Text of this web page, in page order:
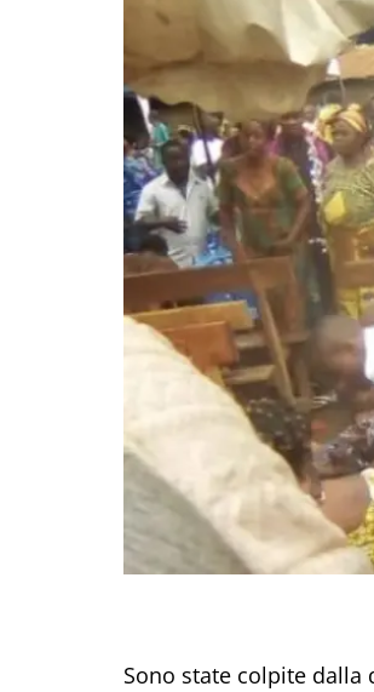
Sono state colpite